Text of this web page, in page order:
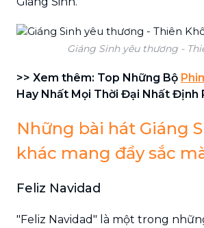
Giáng Sinh yêu thương -
>> Xem thêm: Top Những Bộ
Hay Nhất Mọi Thời Đại Nhất Định
Những bài hát Giáng
khác mang đầy sắc
Feliz Navidad
"Feliz Navidad" là một trong